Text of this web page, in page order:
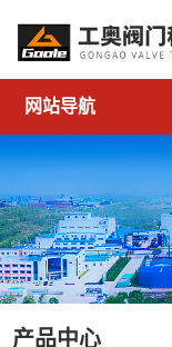
网站导航
产品中心